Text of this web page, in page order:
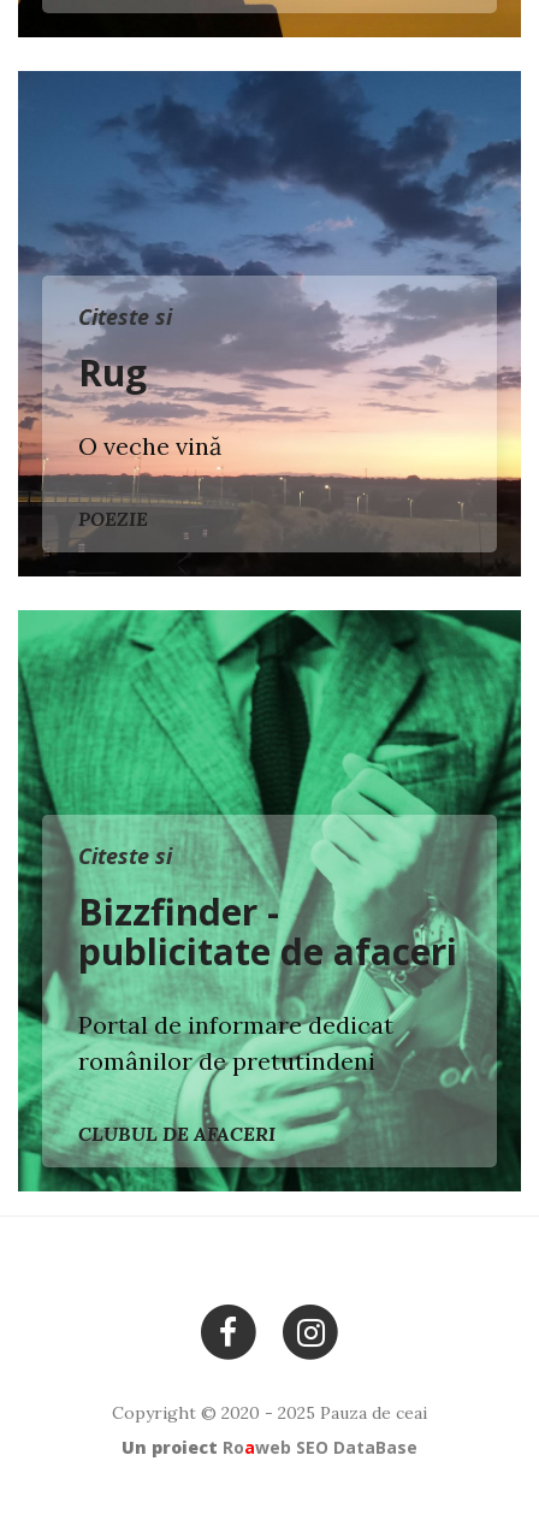
Citeste si
Rug
O veche vină
POEZIE
Citeste si
Bizzfinder -
publicitate de afaceri
Portal de informare dedicat
românilor de pretutindeni
CLUBUL DE AFACERI
Copyright © 2020 - 2025 Pauza de ceai
Un proiect Roaweb SEO DataBase